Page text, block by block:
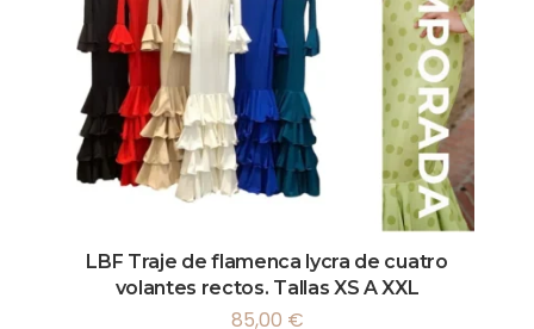
LBF Traje de flamenca lycra de cuatro
volantes rectos. Tallas XS A XXL
85,00 €